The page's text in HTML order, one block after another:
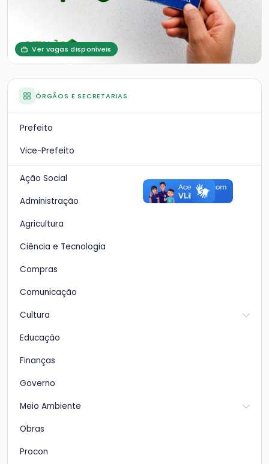
Ver vagas disponíveis
ÓRGÃOS E SECRETARIAS
Prefeito
Vice-Prefeito
Ação Social
Administração
Agricultura
Ciência e Tecnologia
Compras
Comunicação
Cultura
Educação
Finanças
Governo
Meio Ambiente
Obras
Procon